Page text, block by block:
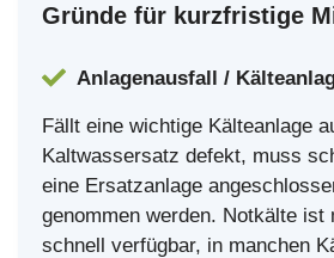
Gründe für kurzfristige
Anlagenausfall /
Fällt eine wichtige Kälteanlage
Kaltwassersatz defekt, muss
eine Ersatzanlage
genommen werden. Notkälte ist
schnell verfügbar, in manchen